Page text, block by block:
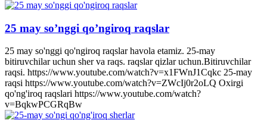
25 may so’nggi qo’ngiroq raqslar
25 may so'nggi qo'ngiroq raqslar havola etamiz. 25-may
bitiruvchilar uchun sher va raqs. raqslar qizlar uchun.Bitiruvchilar
raqsi. https://www.youtube.com/watch?v=x1FWnJ1Cqkc 25-may
raqsi https://www.youtube.com/watch?v=ZWcIj0r2oLQ Oxirgi
qo'ng'iroq raqslari https://www.youtube.com/watch?
v=BqkwPCGRqBw